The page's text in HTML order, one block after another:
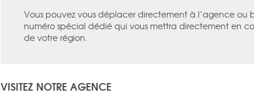
Vous pouvez vous déplacer directement à l’agence ou
numéro spécial dédié qui vous mettra directement en
de votre région.
VISITEZ NOTRE AGENCE